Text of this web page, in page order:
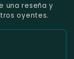
una reseña y
oyentes.